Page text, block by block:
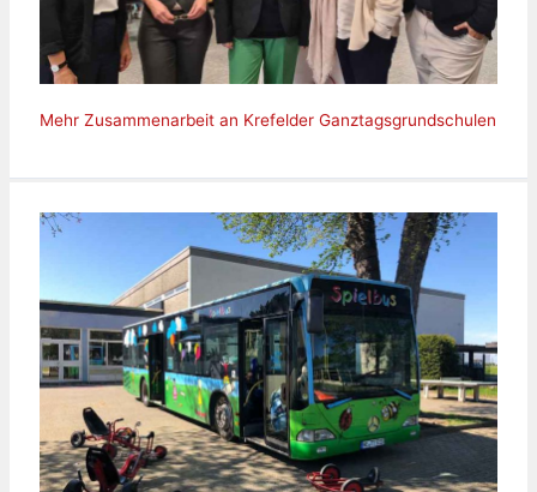
Mehr Zusammenarbeit an Krefelder Ganztagsgrundschulen